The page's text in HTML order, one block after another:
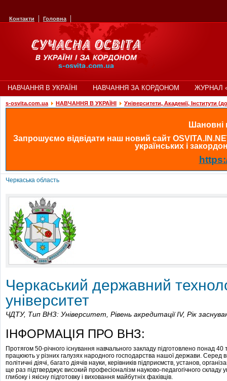
Контакти Головна
НАВЧАННЯ В УКРАЇНІ НАВЧАННЯ ЗА КОРДОНОМ ЖУРНАЛ
s-osvita.com.ua НАВЧАННЯ В УКРАЇНІ Університети, Академії, Інститути
Шановні
Запрошуємо відвідати наш новий сайт
українських і
Черкаська область
Черкаський державний
університет
ЧДТУ, Тип ВНЗ: Університет, Рівень акредитації IV, Рік
ІНФОРМАЦІЯ ПРО ВНЗ:
Протягом 50-річного існування навчального закладу підготовлено понад 40
працюють у різних галузях народного господарства нашої держави. Серед
політичні діячі, багато діячів науки, керівників підприємств, установ,
ще раз підтверджує високий професіоналізм науково-педагогічного складу
глибоку і якісну підготовку і виховання майбутніх фахівців.